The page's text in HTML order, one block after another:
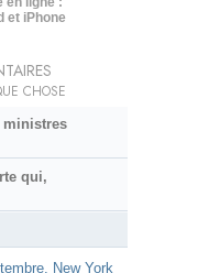
et iPhone
CHOSE
ministres
qui,
New York